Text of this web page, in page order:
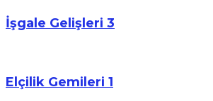
İşgale Gelişleri 3
Elçilik Gemileri 1